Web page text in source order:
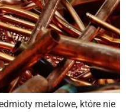
metalowe, które nie